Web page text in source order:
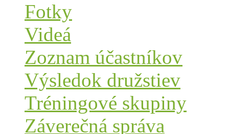
Fotky
Videá
Zoznam účastníkov
Výsledok družstiev
Tréningové skupiny
Záverečná správa